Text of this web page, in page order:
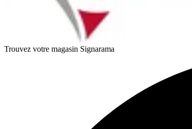
Trouvez votre magasin Signarama